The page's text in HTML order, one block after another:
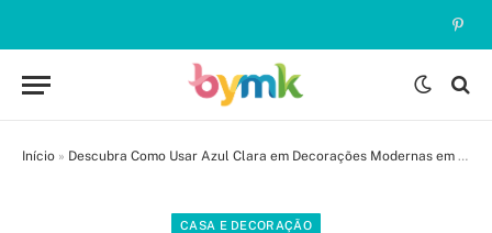
Início » Descubra Como Usar Azul Clara em Decorações Modernas em 2026
CASA E DECORAÇÃO